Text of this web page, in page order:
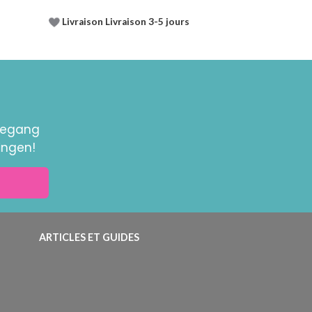
Livraison Livraison 3-5 jours
ARTICLES ET GUIDES